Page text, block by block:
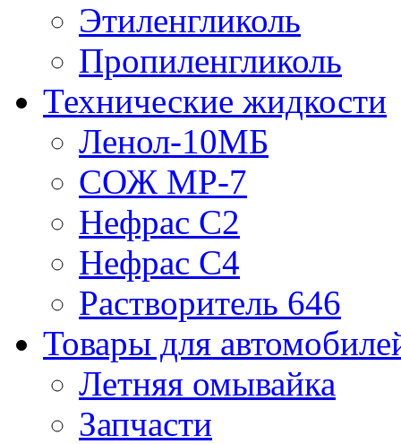
Этиленгликоль
Пропиленгликоль
Технические жидкости
Ленол-10МБ
СОЖ МР-7
Нефрас С2
Нефрас С4
Растворитель 646
Товары для
Летняя омывайка
Запчасти